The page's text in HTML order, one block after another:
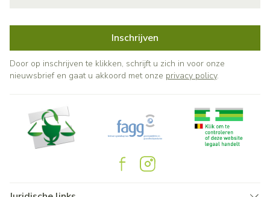
Inschrijven
Door op inschrijven te klikken, schrijft u zich in voor onze
nieuwsbrief en gaat u akkoord met onze privacy policy.